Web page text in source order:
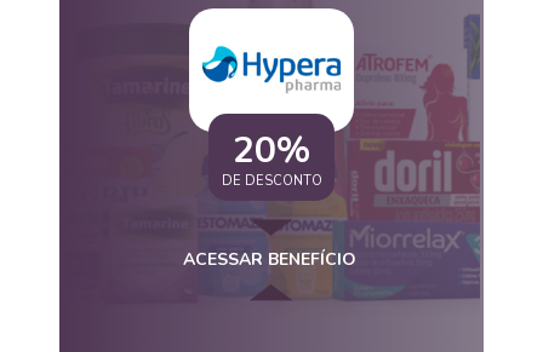
20%
DE DESCONTO
ACESSAR BENEFÍCIO